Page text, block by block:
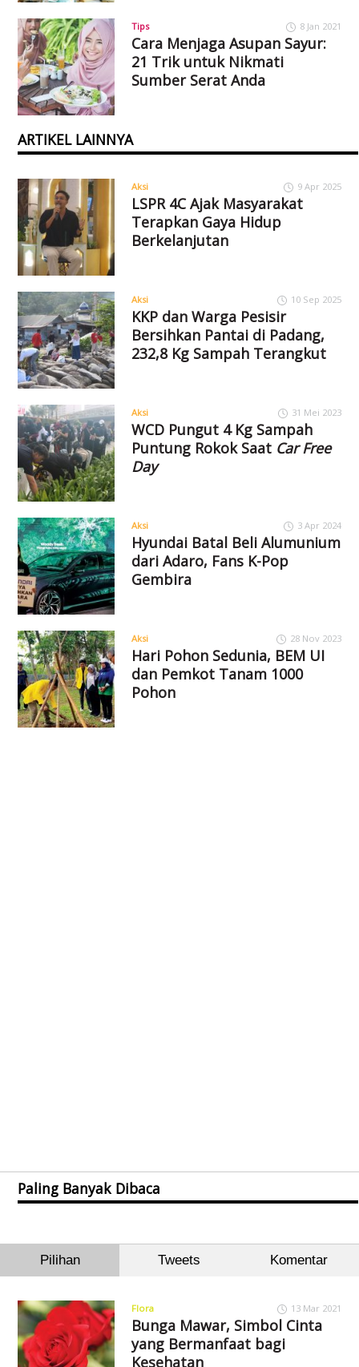
Tips 8 Jan 2021
Cara Menjaga Asupan Sayur:
21 Trik untuk Nikmati
Sumber Serat Anda
ARTIKEL LAINNYA
Aksi 9 Apr 2025
LSPR 4C Ajak Masyarakat
Terapkan Gaya Hidup
Berkelanjutan
Aksi 10 Sep 2025
KKP dan Warga Pesisir
Bersihkan Pantai di Padang,
232,8 Kg Sampah Terangkut
Aksi 31 Mei 2023
WCD Pungut 4 Kg Sampah
Puntung Rokok Saat Car Free
Day
Aksi 3 Apr 2024
Hyundai Batal Beli Alumunium
dari Adaro, Fans K-Pop
Gembira
Aksi 28 Nov 2023
Hari Pohon Sedunia, BEM UI
dan Pemkot Tanam 1000
Pohon
Paling Banyak Dibaca
Pilihan Tweets Komentar
Flora 13 Mar 2021
Bunga Mawar, Simbol Cinta
yang Bermanfaat bagi
Kesehatan